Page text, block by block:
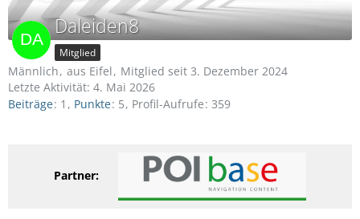
Daleiden8
Mitglied
Männlich aus Eifel
Mitglied seit 3. Dezember 2024
Letzte Aktivität: 4. Mai 2026
Beiträge 1 Punkte 5 Profil-Aufrufe 359
Partner: